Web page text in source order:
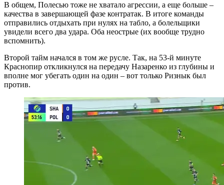
В общем, Полесью тоже не хватало агрессии, а еще больше –
качества в завершающей фазе контратак. В итоге команды
отправились отдыхать при нулях на табло, а болельщики
увидели всего два удара. Оба неострые (их вообще трудно
вспомнить).
Второй тайм начался в том же русле. Так, на 53-й минуте
Краснопир откликнулся на передачу Назаренко из глубины и
вполне мог убегать один на один – вот только Ризнык был
против.